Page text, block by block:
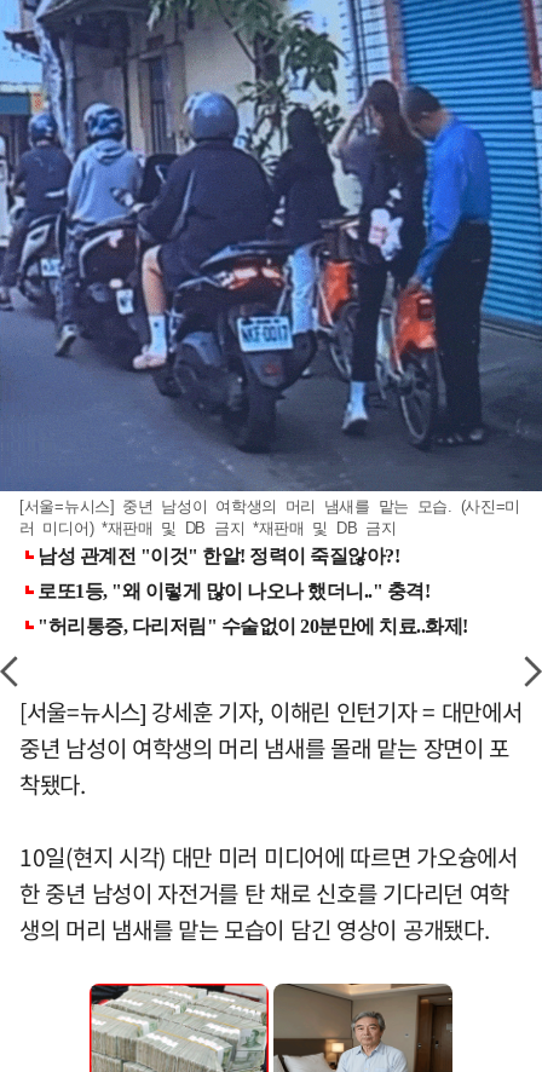
[서울=뉴시스] 중년 남성이 여학생의 머리 냄새를 맡는 모습. (사진=미
러 미디어) *재판매 및 DB 금지 *재판매 및 DB 금지
[서울=뉴시스] 강세훈 기자, 이해린 인턴기자 = 대만에서
중년 남성이 여학생의 머리 냄새를 몰래 맡는 장면이 포
착됐다.
10일(현지 시각) 대만 미러 미디어에 따르면 가오슝에서
한 중년 남성이 자전거를 탄 채로 신호를 기다리던 여학
생의 머리 냄새를 맡는 모습이 담긴 영상이 공개됐다.